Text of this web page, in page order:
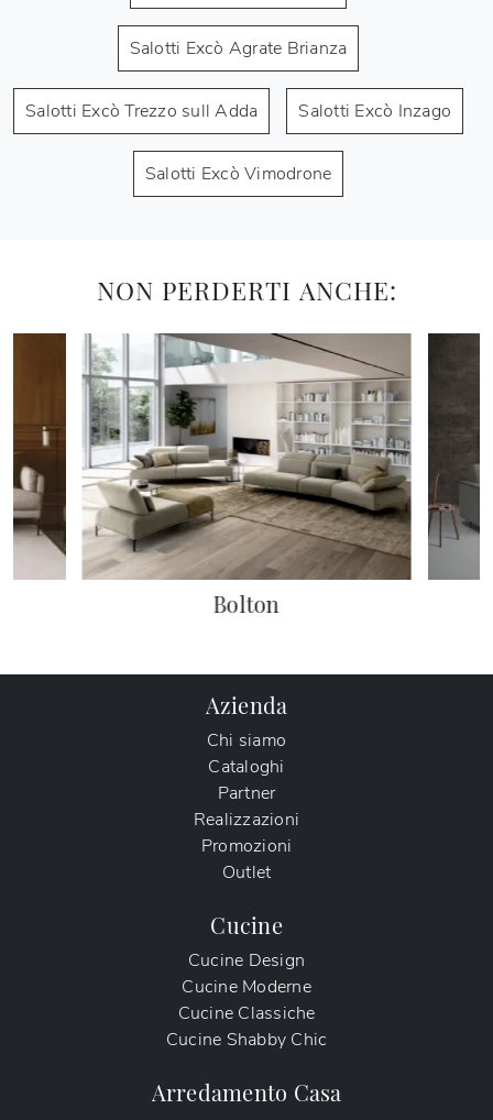
Salotti Excò Agrate Brianza
Salotti Excò Trezzo sull Adda Salotti Excò Inzago
Salotti Excò Vimodrone
NON PERDERTI ANCHE:
Bolton
Azienda
Chi siamo
Cataloghi
Partner
Realizzazioni
Promozioni
Outlet
Cucine
Cucine Design
Cucine Moderne
Cucine Classiche
Cucine Shabby Chic
Arredamento Casa